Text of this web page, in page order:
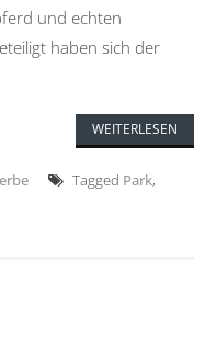
und echten
haben sich der
WEITERLESEN
Tagged Park,